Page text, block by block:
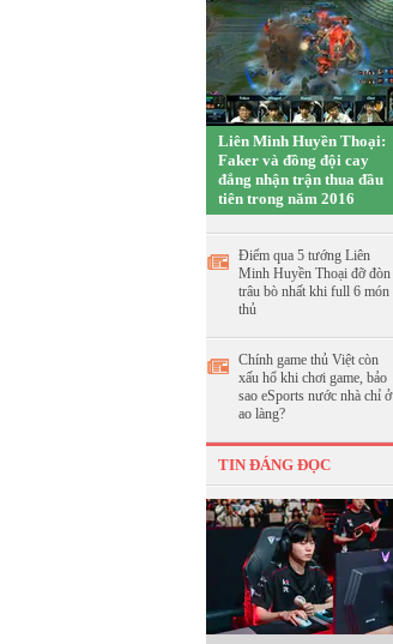
Liên Minh Huyền Thoại:
Faker và đồng đội cay
đắng nhận trận thua đầu
tiên trong năm 2016
Điểm qua 5 tướng Liên
Minh Huyền Thoại đỡ đòn
trâu bò nhất khi full 6 món
thủ
Chính game thủ Việt còn
xấu hổ khi chơi game, bảo
sao eSports nước nhà chỉ ở
ao làng?
TIN ĐÁNG ĐỌC